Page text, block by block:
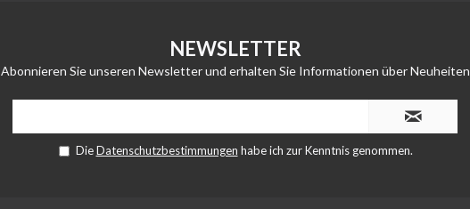
NEWSLETTER
Abonnieren Sie unseren Newsletter und erhalten Sie Informationen über Neuheiten
DieDatenschutzbestimmungen habe ich zur Kenntnis genommen.